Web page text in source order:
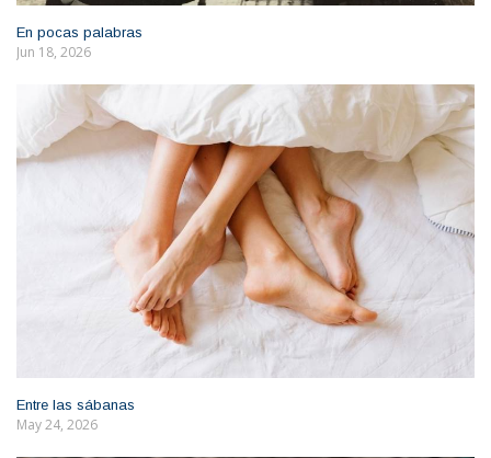
En pocas palabras
Jun 18, 2026
Entre las sábanas
May 24, 2026